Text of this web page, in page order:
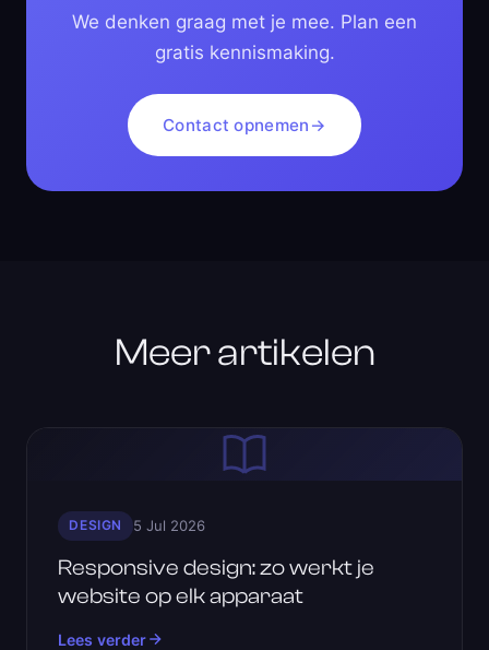
We denken graag met je mee. Plan een
gratis kennismaking.
Contact opnemen →
Meer artikelen
DESIGN 5 Jul 2026
Responsive design: zo werkt je
website op elk apparaat
Lees verder